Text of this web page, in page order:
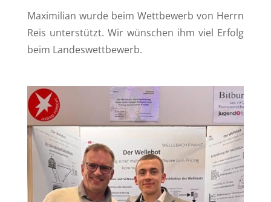
Maximilian wurde beim Wettbewerb von Herrn
Reis unterstützt. Wir wünschen ihm viel Erfolg
beim Landeswettbewerb.